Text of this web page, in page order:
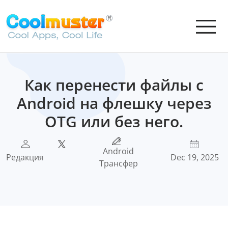
Как перенести файлы с
Android на флешку через
OTG или без него.
Редакция
Android
Трансфер
Dec 19, 2025